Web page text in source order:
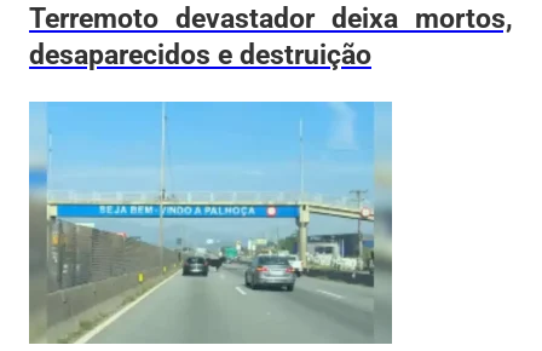
Terremoto devastador deixa mortos,
desaparecidos e destruição